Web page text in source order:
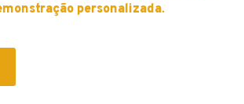
personalizada.